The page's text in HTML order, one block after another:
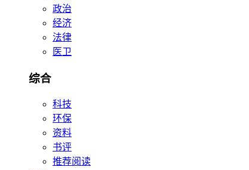
政治
经济
法律
医卫
综合
科技
环保
资料
书评
推荐阅读